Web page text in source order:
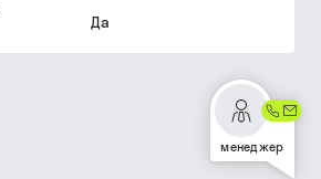
Да
менеджер